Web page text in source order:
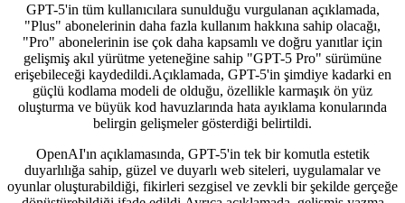
GPT-5'in tüm kullanıcılara sunulduğu vurgulanan açıklamada,
"Plus" abonelerinin daha fazla kullanım hakkına sahip olacağı,
"Pro" abonelerinin ise çok daha kapsamlı ve doğru yanıtlar için
gelişmiş akıl yürütme yeteneğine sahip "GPT-5 Pro" sürümüne
erişebileceği kaydedildi.Açıklamada, GPT-5'in şimdiye kadarki en
güçlü kodlama modeli de olduğu, özellikle karmaşık ön yüz
oluşturma ve büyük kod havuzlarında hata ayıklama konularında
belirgin gelişmeler gösterdiği belirtildi.
OpenAI'ın açıklamasında, GPT-5'in tek bir komutla estetik
duyarlılığa sahip, güzel ve duyarlı web siteleri, uygulamalar ve
oyunlar oluşturabildiği, fikirleri sezgisel ve zevkli bir şekilde gerçeğe